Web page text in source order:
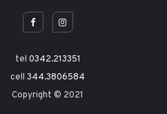
tel 0342.213351
cell 344.3806584
Copyright © 2021